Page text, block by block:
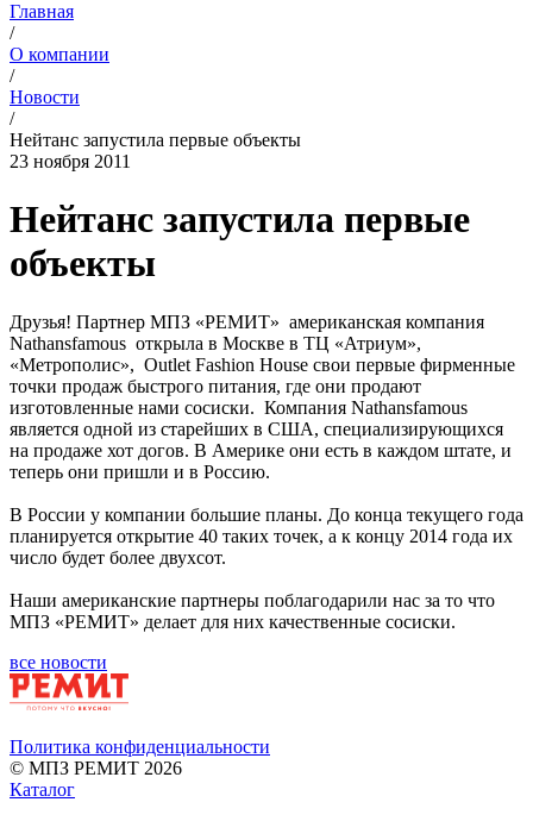
Главная
/
О компании
/
Новости
/
Нейтанс запустила первые объекты
23 ноября 2011
Нейтанс запустила первые
объекты
Друзья! Партнер МПЗ «РЕМИТ» американская компания
Nathansfamous открыла в Москве в ТЦ «Атриум»,
«Метрополис», Outlet Fashion House свои первые фирменные
точки продаж быстрого питания, где они продают
изготовленные нами сосиски. Компания Nathansfamous
является одной из старейших в США, специализирующихся
на продаже хот догов. В Америке они есть в каждом штате, и
теперь они пришли и в Россию.
В России у компании большие планы. До конца текущего года
планируется открытие 40 таких точек, а к концу 2014 года их
число будет более двухсот.
Наши американские партнеры поблагодарили нас за то что
МПЗ «РЕМИТ» делает для них качественные сосиски.
все новости
Политика конфиденциальности
© МПЗ РЕМИТ 2026
Каталог